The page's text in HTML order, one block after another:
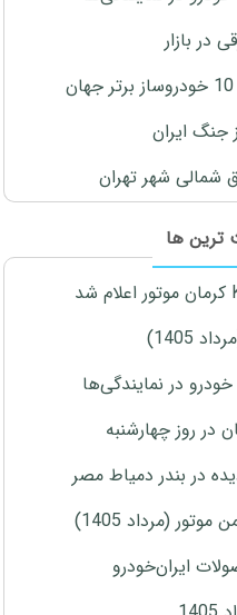
در بازار
جنگ ایران
شمالی شهر تهران
ترین ها
در بندر دمیاط مصر
(مرداد 1405)
ایران‌خودرو